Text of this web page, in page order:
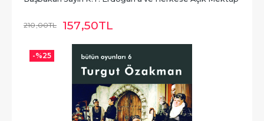
210,00TL 157,50TL
-%25